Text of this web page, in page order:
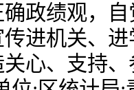
政绩观，
进机关、
心、支持